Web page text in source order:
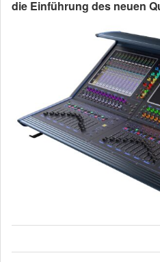
die Einführung des neuen